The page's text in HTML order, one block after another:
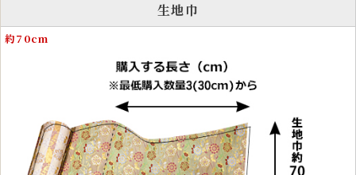
クラフト生地として人気のハンドメイド・手芸用金襴
金襴生地は、和裁を好む手芸愛好家や手芸資材としても高い人気があり
ます。カットクロスやはぎれは、ポーチ、酒袋、 ワイン袋、碁石袋、
笛袋、帽子、マスク、革細工、弓袋など、さまざまな作品制作に使用で
きます。
小さめの柄で構成されているため、ドール衣装やぬいぐるみ衣装、愛犬
用の着物など細かな制作にも適しています。 金糸がきらめく織物生地
生地巾
約70cm